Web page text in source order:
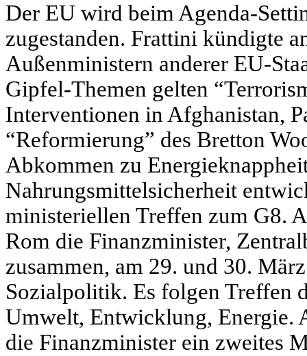
Der EU wird beim Agenda-
zugestanden. Frattini kündigte
Außenministern anderer EU-
Gipfel-Themen gelten
Interventionen in Afghanistan,
“Reformierung” des Bretton
Abkommen zu
Nahrungsmittelsicherheit
ministeriellen Treffen zum G8.
Rom die Finanzminister,
zusammen, am 29. und 30.
Sozialpolitik. Es folgen Treffen
Umwelt, Entwicklung, Energie.
die Finanzminister ein zweites